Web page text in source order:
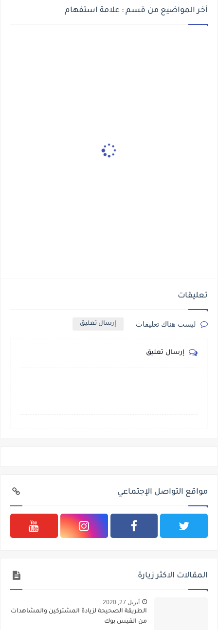
أخر المواضيع من قسم : علامة استفهام
تعليقات
ليست هناك تعليقات إرسال تعليق
إرسال تعليق
مواقع التواصل الإجتماعي
المقالات الاكثر زيارة
أبريل 27, 2020
الطريقة الصحيحة لزيادة المشتركين والمشاهدات
من الفيس بوك